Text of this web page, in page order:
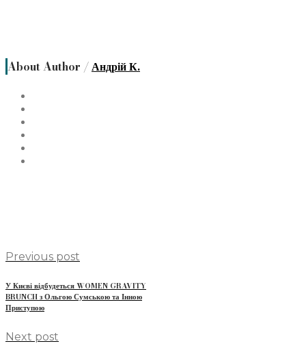
About Author /Андрій К.
Previous post
У Києві відбудеться WOMEN GRAVITY
BRUNCH з Ольгою Сумською та Інною
Приступою
Next post